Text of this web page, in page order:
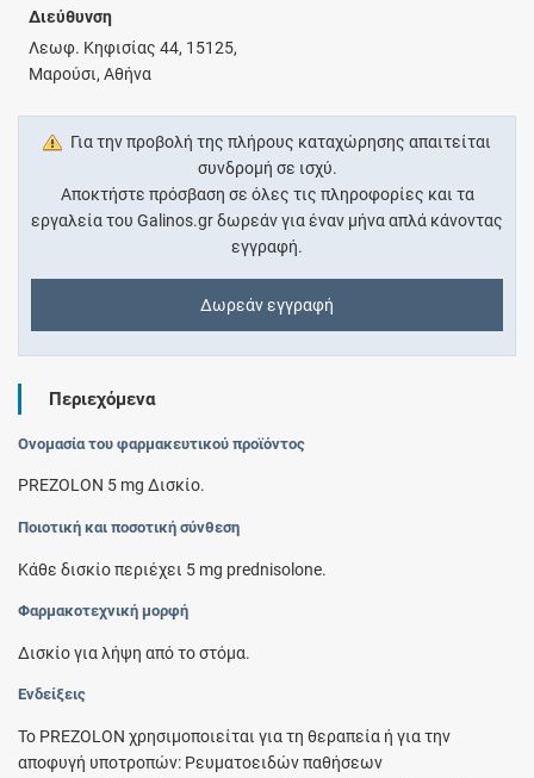
Διεύθυνση
Λεωφ. Κηφισίας 44, 15125,
Μαρούσι, Αθήνα
Για την προβολή της πλήρους καταχώρησης απαιτείται
συνδρομή σε ισχύ.
Αποκτήστε πρόσβαση σε όλες τις πληροφορίες και τα
εργαλεία του Galinos.gr δωρεάν για έναν μήνα απλά κάνοντας
εγγραφή.
Δωρεάν εγγραφή
Περιεχόμενα
Ονομασία του φαρμακευτικού προϊόντος
PREZOLON 5 mg Δισκίο.
Ποιοτική και ποσοτική σύνθεση
Κάθε δισκίο περιέχει 5 mg prednisolone.
Φαρμακοτεχνική μορφή
Δισκίο για λήψη από το στόμα.
Ενδείξεις
To PREZOLON χρησιμοποιείται για τη θεραπεία ή για την
αποφυγή υποτροπών: Ρευματοειδών παθήσεων